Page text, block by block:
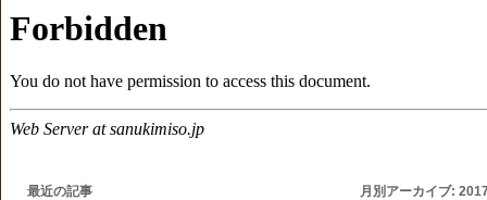
月別アーカイブ:
最近の記事